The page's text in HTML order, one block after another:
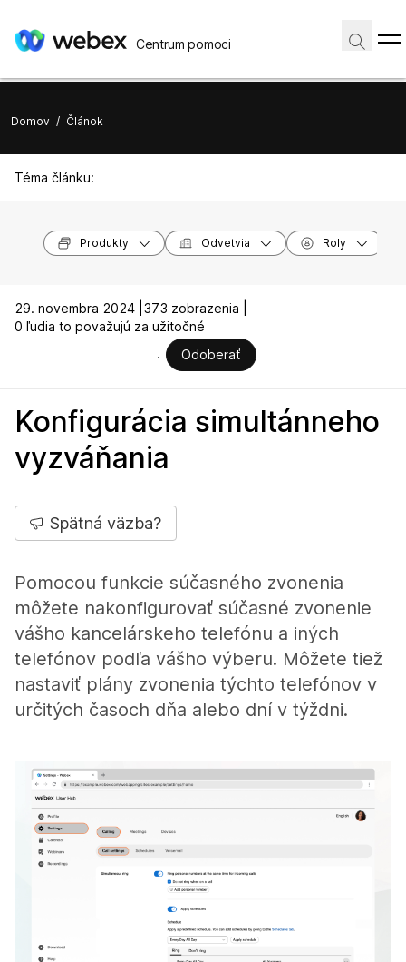
Centrum pomoci
Domov / Článok
Téma článku:
Produkty Odvetvia Roly
29. novembra 2024 | 373 zobrazenia |
0 ľudia to považujú za užitočné
Odoberať
Konfigurácia simultánneho
vyzváňania
Spätná väzba?
Pomocou funkcie súčasného zvonenia
môžete nakonfigurovať súčasné zvonenie
vášho kancelárskeho telefónu a iných
telefónov podľa vášho výberu. Môžete tiež
nastaviť plány zvonenia týchto telefónov v
určitých časoch dňa alebo dní v týždni.